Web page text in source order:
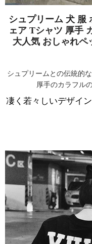
シュプリーム 犬 服
ェア Tシャツ 厚手
大人気 おしゃれペ
シュプリームとの伝統的
厚手のカラフル
凄く若々しいデザイ